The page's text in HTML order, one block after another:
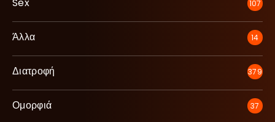
107
Άλλα 14
Διατροφή 379
Ομορφιά 37